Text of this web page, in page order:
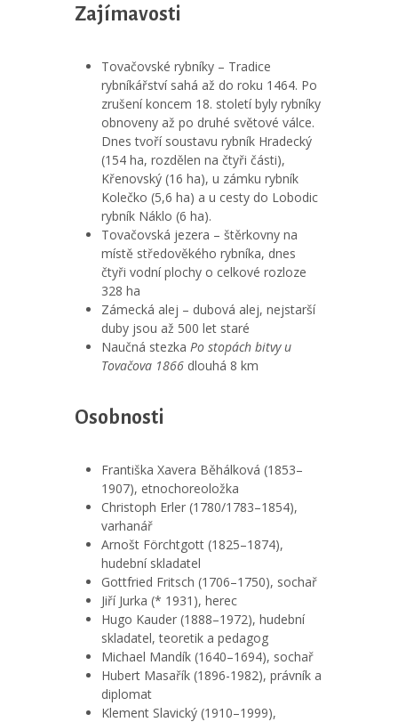
Zajímavosti
Tovačovské rybníky – Tradice
rybníkářství sahá až do roku 1464. Po
zrušení koncem 18. století byly rybníky
obnoveny až po druhé světové válce.
Dnes tvoří soustavu rybník Hradecký
(154 ha, rozdělen na čtyři části),
Křenovský (16 ha), u zámku rybník
Kolečko (5,6 ha) a u cesty do Lobodic
rybník Náklo (6 ha).
Tovačovská jezera – štěrkovny na
místě středověkého rybníka, dnes
čtyři vodní plochy o celkové rozloze
328 ha
Zámecká alej – dubová alej, nejstarší
duby jsou až 500 let staré
Naučná stezka Po stopách bitvy u
Tovačova 1866 dlouhá 8 km
Osobnosti
Františka Xavera Běhálková (1853–
1907), etnochoreoložka
Christoph Erler (1780/1783–1854),
varhanář
Arnošt Förchtgott (1825–1874),
hudební skladatel
Gottfried Fritsch (1706–1750), sochař
Jiří Jurka (* 1931), herec
Hugo Kauder (1888–1972), hudební
skladatel, teoretik a pedagog
Michael Mandík (1640–1694), sochař
Hubert Masařík (1896-1982), právník a
diplomat
Klement Slavický (1910–1999),